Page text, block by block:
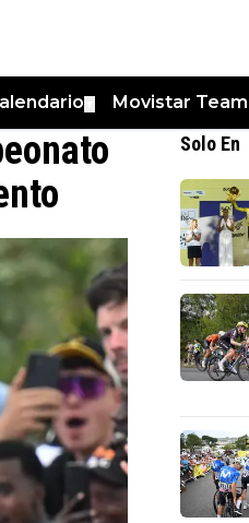
Movistar Team
Solo En